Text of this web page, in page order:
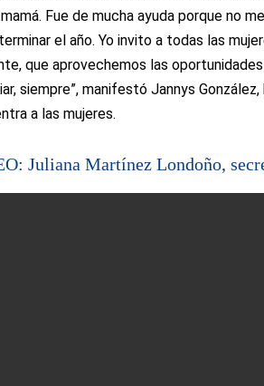
Fue de mucha ayuda porque no
el año. Yo invito a todas las
que aprovechemos las
siempre”, manifestó Jannys
a las mujeres.
Juliana Martínez Londoño,